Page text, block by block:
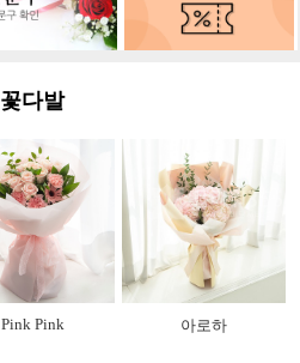
꽃다발
Pink Pink 아로하